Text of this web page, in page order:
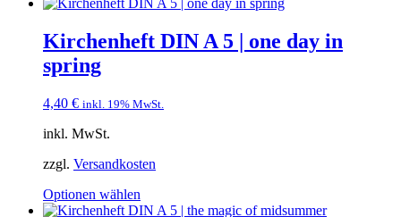
Kirchenheft DIN A 5 | one day in
spring
4,40 € inkl. 19% MwSt.
inkl. MwSt.
zzgl. Versandkosten
Optionen wählen